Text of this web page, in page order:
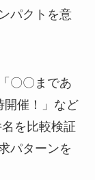
パクトを意
〇〇まであ
催！」など
を比較検証
パターンを